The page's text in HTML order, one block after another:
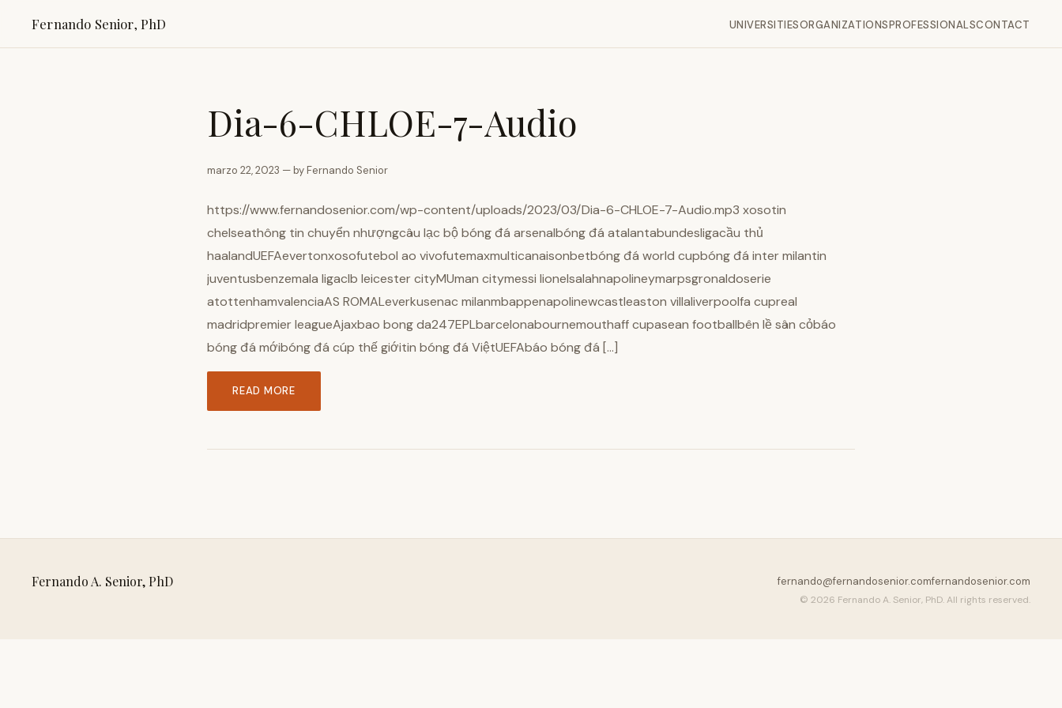
Fernando Senior, PhD UNIVERSITIESORGANIZATIONSPROFESSIONALSCONTACT
Dia-6-CHLOE-7-Audio
marzo 22, 2023 — by Fernando Senior
https://www.fernandosenior.com/wp-content/uploads/2023/03/Dia-6-CHLOE-7-Audio.mp3 xosotin
chelseathông tin chuyển nhượngcâu lạc bộ bóng đá arsenalbóng đá atalantabundesligacầu thủ
haalandUEFAevertonxosofutebol ao vivofutemaxmulticanaisonbetbóng đá world cupbóng đá inter milantin
juventusbenzemala ligaclb leicester cityMUman citymessi lionelsalahnapolineymarpsgronaldoserie
atottenhamvalenciaAS ROMALeverkusenac milanmbappenapolinewcastleaston villaliverpoolfa cupreal
madridpremier leagueAjaxbao bong da247EPLbarcelonabournemouthaff cupasean footballbên lề sân cỏbáo
bóng đá mớibóng đá cúp thế giớitin bóng đá ViệtUEFAbáo bóng đá […]
READ MORE
Fernando A. Senior, PhD fernando@fernandosenior.comfernandosenior.com
© 2026 Fernando A. Senior, PhD. All rights reserved.